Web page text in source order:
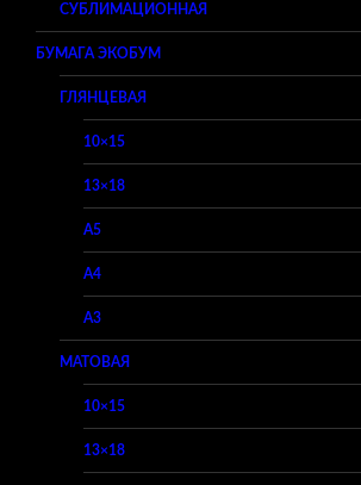
СУБЛИМАЦИОННАЯ
БУМАГА ЭКОБУМ
ГЛЯНЦЕВАЯ
10×15
13×18
A5
A4
A3
МАТОВАЯ
10×15
13×18